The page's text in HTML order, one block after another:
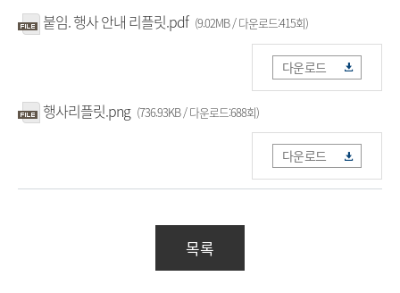
붙임. 행사 안내 리플릿.pdf (9.02MB / 다운로드:415회)
다운로드
행사리플릿.png (736.93KB / 다운로드:688회)
다운로드
목록